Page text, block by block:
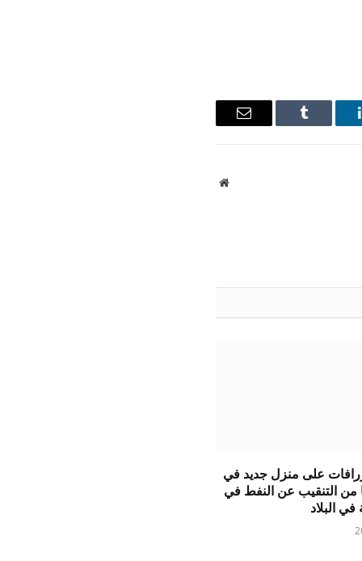
Tumblr
البريد
موقع
على منزل جديد في
من التنقيب عن النفط في
البلاد